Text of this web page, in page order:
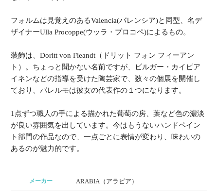
フォルムは見覚えのあるValencia(バレンシア)と同型、名デ
ザイナーUlla Procoppe(ウッラ・プロコペ)によるもの。
装飾は、Doritt von Fieandt（ドリット フォン フィーアン
ト）。ちょっと聞かない名前ですが、ビルガー・カイピア
イネンなどの指導を受けた陶芸家で、数々の個展を開催し
ており、パレルモは彼女の代表作の１つになります。
1点ずつ職人の手による描かれた葡萄の房、葉など色の濃淡
が良い雰囲気を出しています。今はもうないハンドペイン
ト部門の作品なので、一点ごとに表情が変わり、味わいの
あるのが魅力的です。
メーカー ARABIA（アラビア）